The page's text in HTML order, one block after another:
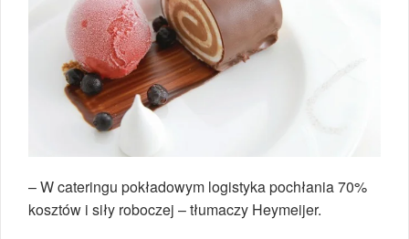
– W cateringu pokładowym logistyka pochłania 70%
kosztów i siły roboczej – tłumaczy Heymeijer.